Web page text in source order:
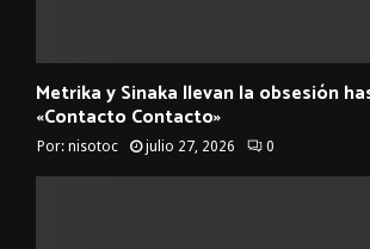
Metrika y Sinaka llevan la obsesión
«Contacto Contacto»
Por: nisotoc julio 27, 2026 0